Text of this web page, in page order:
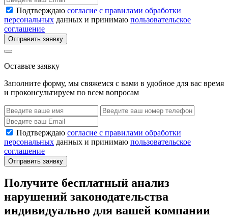
Подтверждаю согласие с правилами обработки
персональных данных и принимаю пользовательское
соглашение
Отправить заявку
Оставьте заявку
Заполните форму, мы свяжемся с вами в удобное для вас время
и проконсультируем по всем вопросам
Подтверждаю согласие с правилами обработки
персональных данных и принимаю пользовательское
соглашение
Отправить заявку
Получите бесплатный анализ
нарушений законодательства
индивидуально для вашей компании